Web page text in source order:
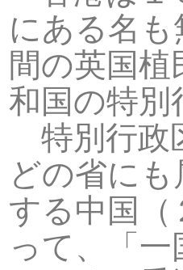
にある名
間の英国
和国の特別
特別行政
どの省に
する中国
って、「